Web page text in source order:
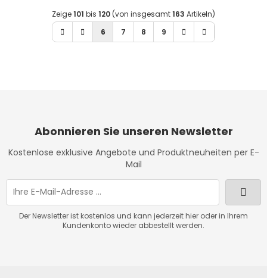
Zeige101 bis 120 (von insgesamt163 Artikeln)
6
7 8 9
Abonnieren Sie unseren Newsletter
Kostenlose exklusive Angebote und Produktneuheiten per E-
Mail
Der Newsletter ist kostenlos und kann jederzeit hier oder in Ihrem
Kundenkonto wieder abbestellt werden.